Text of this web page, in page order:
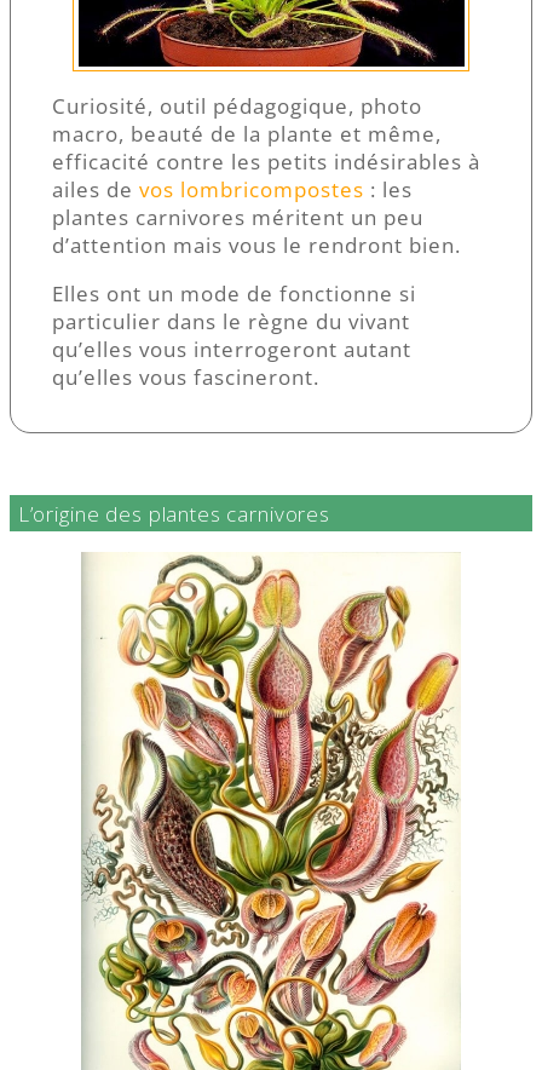
Curiosité, outil pédagogique, photo
macro, beauté de la plante et même,
efficacité contre les petits indésirables à
ailes de vos lombricompostes : les
plantes carnivores méritent un peu
d’attention mais vous le rendront bien.
Elles ont un mode de fonctionne si
particulier dans le règne du vivant
qu’elles vous interrogeront autant
qu’elles vous fascineront.
L’origine des plantes carnivores